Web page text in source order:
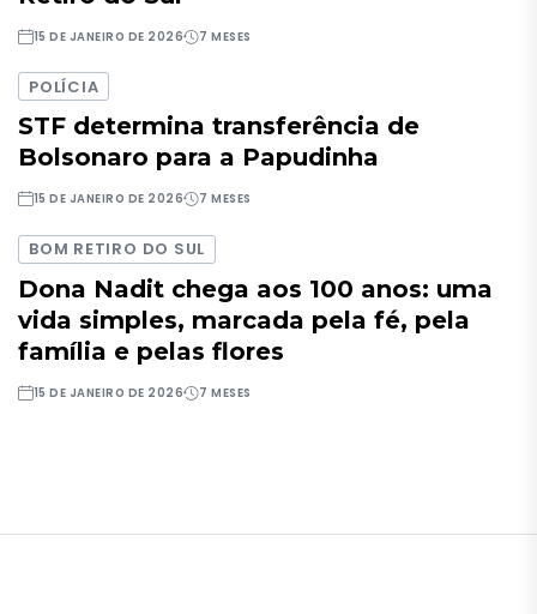
15 DE JANEIRO DE 2026 7 MESES
POLÍCIA
STF determina transferência de
Bolsonaro para a Papudinha
15 DE JANEIRO DE 2026 7 MESES
BOM RETIRO DO SUL
Dona Nadit chega aos 100 anos: uma
vida simples, marcada pela fé, pela
família e pelas flores
15 DE JANEIRO DE 2026 7 MESES